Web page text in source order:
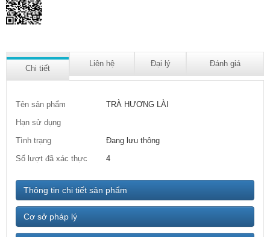
Chi tiết
Liên hệ Đại lý Đánh giá
Tên sản phẩm
TRÀ HƯƠNG LÀI
Hạn sử dụng
Tình trạng
Đang lưu thông
Số lượt đã xác thực
4
Thông tin chi tiết sản phẩm
Cơ sở pháp lý